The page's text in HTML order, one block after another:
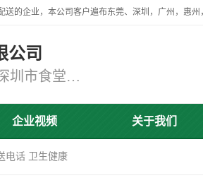
公司
东莞蔬菜配送,深圳市蔬菜配送,深圳市食堂承包,深圳市宝安蔬菜配送,东莞工厂食堂承包,东莞蔬菜配送公司,东莞长安蔬菜配送公司
企业视频 关于我们
电话 卫生健康